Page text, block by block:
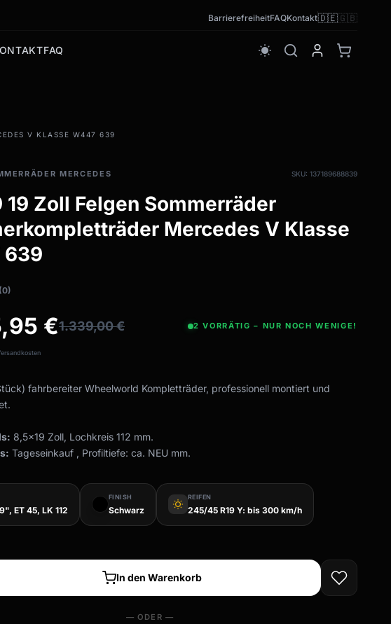
BarrierefreiheitFAQKontakt🇩🇪🇬🇧
FAQ wb_sunny
V KLASSE W447 639
MERCEDES SKU: 137189688839
19 Zoll Felgen Sommerräder
Mercedes V Klasse
639
(0)
€1.339,00€ 2 VORRÄTIG – NUR NOCH WENIGE!
fahrbereiter Wheelworld Kompletträder, professionell montiert und
8,5x19 Zoll, Lochkreis 112 mm.
Tageseinkauf , Profiltiefe: ca. NEU mm.
ET 45, LK 112
FINISH
Schwarz wb_sunny
REIFEN
245/45 R19 Y: bis 300 km/h
In den Warenkorb
— ODER —